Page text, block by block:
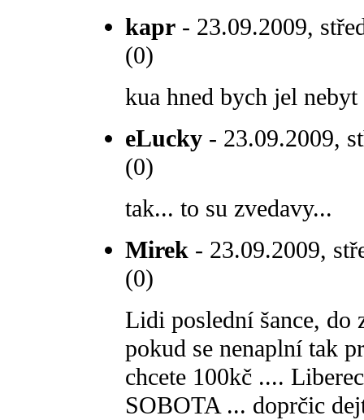
kapr - 23.09.2009,
(0)
kua hned bych jel
eLucky - 23.09.2009,
(0)
tak... to su zvedavy...
Mirek - 23.09.2009,
(0)
Lidi poslední šance, do
pokud se nenaplní tak
chcete 100kč ....
SOBOTA ... doprčic